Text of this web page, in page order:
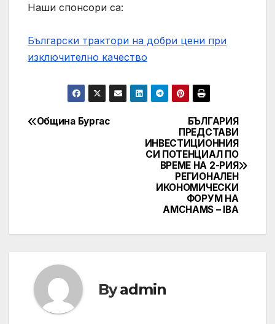
Наши спонсори са:
Български трактори на добри цени при
изключително качество
Post
БЪЛГАРИЯ
ПРЕДСТАВИ
ИНВЕСТИЦИОННИЯ
СИ ПОТЕНЦИАЛ ПО
ВРЕМЕ НА 2-РИЯ
РЕГИОНАЛЕН
ИКОНОМИЧЕСКИ
ФОРУМ НА
AMCHAMS – IBA
Община Бургас
Byadmin